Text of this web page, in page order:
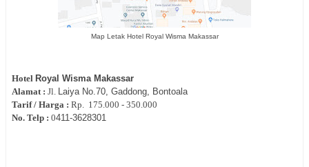
Map Letak Hotel Royal Wisma Makassar
Hotel Royal Wisma Makassar
Alamat : Jl. Laiya No.70, Gaddong, Bontoala
Tarif / Harga : Rp. 175.000 - 350.000
No. Telp : 0411-3628301